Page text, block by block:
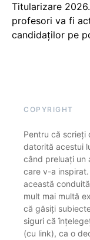
Titularizare
profesori va fi
candidaților pe
COPYRIGHT
Pentru că scrieți
datorită acestui
când preluați un
care v-a
această
mult mai multă
că găsiți
siguri că
(cu link), ca o